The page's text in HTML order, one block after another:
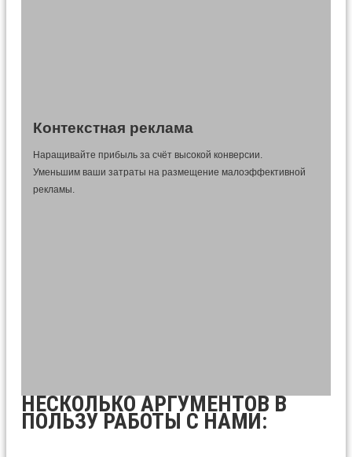
Контекстная реклама
Наращивайте прибыль за счёт высокой конверсии.
Уменьшим ваши затраты на размещение малоэффективной
рекламы.
НЕСКОЛЬКО АРГУМЕНТОВ В
ПОЛЬЗУ РАБОТЫ С НАМИ: